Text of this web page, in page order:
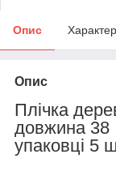
Опис
Опис
Плічка
довжина
упаковці 5